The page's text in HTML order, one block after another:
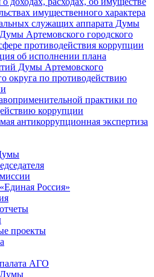
имущественного характера
служащих аппарата Думы
Артемовского городского
противодействия коррупции
об исполнении плана
Думы Артемовского
округа по противодействию
практики по
коррупции
антикоррупционная экспертиза
Россия»
проекты
АГО